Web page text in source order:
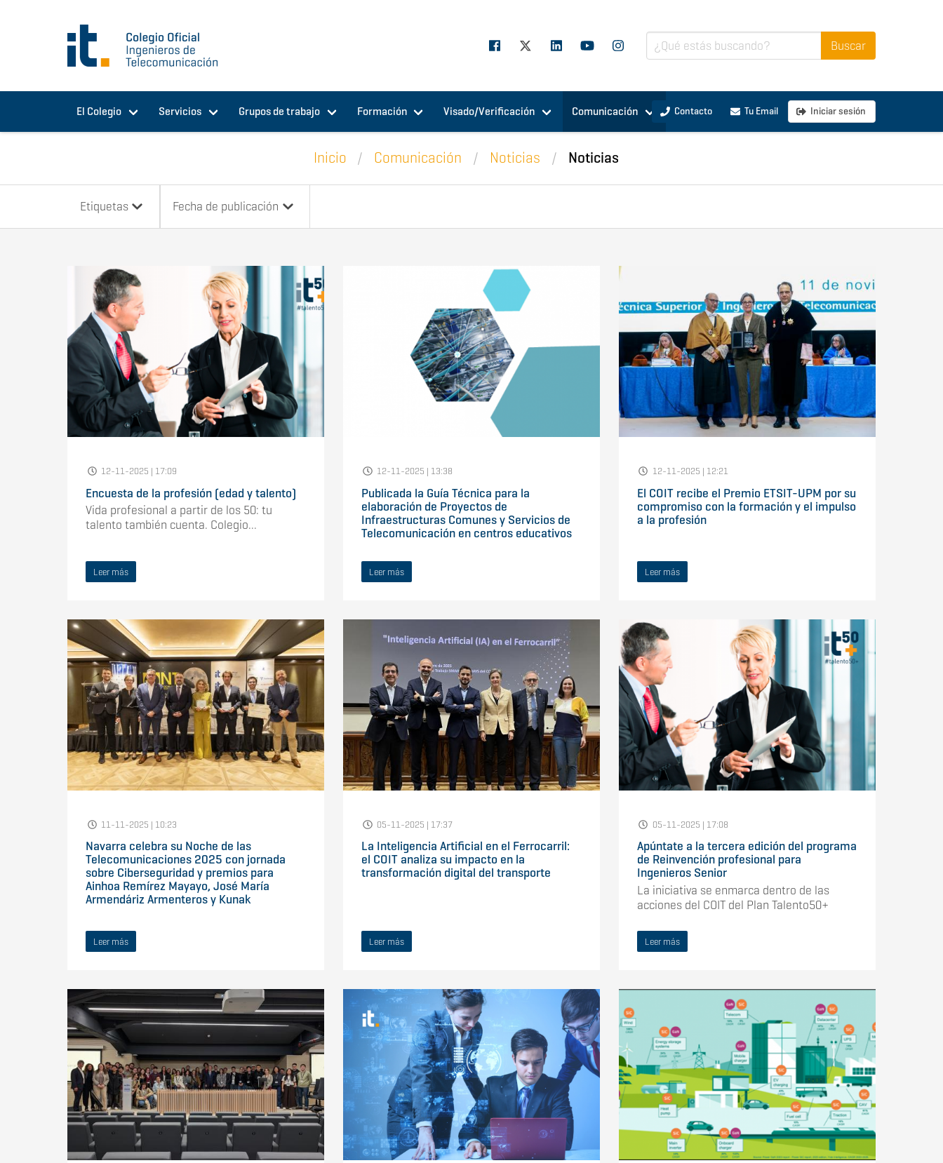
El Colegio Servicios Grupos de trabajo Formación Visado/Verificación Comunicación Contacto Tu Email Iniciar sesión
Inicio Comunicación Noticias Noticias
Etiquetas Fecha de publicación
12-11-2025 | 17:09
Encuesta de la profesión (edad y talento)
Vida profesional a partir de los 50: tu
talento también cuenta. Colegio...
Leer más
12-11-2025 | 13:38
Publicada la Guía Técnica para la
elaboración de Proyectos de
Infraestructuras Comunes y Servicios de
Telecomunicación en centros educativos
Leer más
12-11-2025 | 12:21
El COIT recibe el Premio ETSIT-UPM por su
compromiso con la formación y el impulso
a la profesión
Leer más
11-11-2025 | 10:23
Navarra celebra su Noche de las
Telecomunicaciones 2025 con jornada
sobre Ciberseguridad y premios para
Ainhoa Remírez Mayayo, José María
Armendáriz Armenteros y Kunak
Leer más
05-11-2025 | 17:37
La Inteligencia Artificial en el Ferrocarril:
el COIT analiza su impacto en la
transformación digital del transporte
Leer más
05-11-2025 | 17:08
Apúntate a la tercera edición del programa
de Reinvención profesional para
Ingenieros Senior
La iniciativa se enmarca dentro de las
acciones del COIT del Plan Talento50+
Leer más